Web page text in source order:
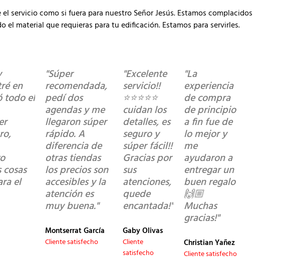
servicio como si fuera para nuestro Señor Jesús. Estamos complacidos
el material que requieras para tu edificación. Estamos para servirles.
en
todo el
el
"Súper
recomendada,
pedí dos
agendas y me
llegaron súper
rápido. A
diferencia de
otras tiendas
los precios son
accesibles y la
atención es
muy buena."
Montserrat García
Cliente satisfecho
"Excelente
servicio!!
⭐️⭐️⭐️⭐️⭐️
cuidan los
detalles, es
seguro y
súper fácil!!
Gracias por
sus
atenciones,
quede
encantada!"
Gaby Olivas
Cliente
satisfecho
"La
experiencia
de compra
de principio
a fin fue de
lo mejor y
me
ayudaron a
entregar un
buen regalo
🙌🏼
Muchas
gracias!"
Christian Yañez
Cliente satisfecho